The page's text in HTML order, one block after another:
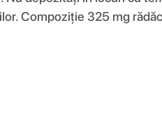
Compoziţie 325 mg